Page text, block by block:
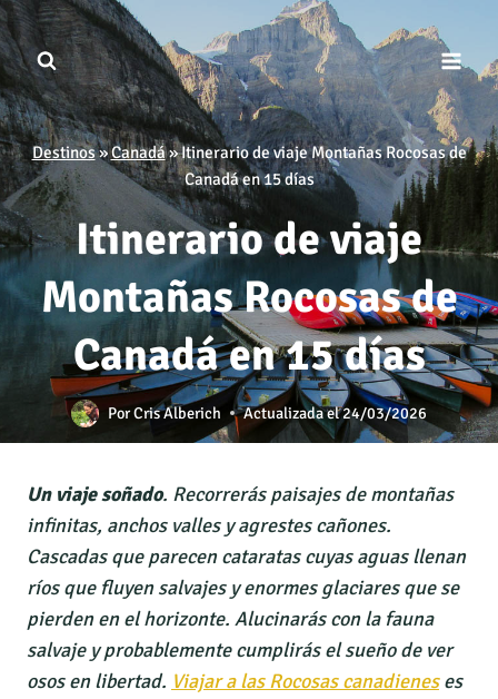
Saltar
al
contenido
Destinos»Canadá»Itinerario de viaje Montañas Rocosas de
Canadá en 15 días
Itinerario de viaje
Montañas Rocosas de
Canadá en 15 días
PorCris Alberich Actualizada el24/03/2026
Un viaje soñado. Recorrerás paisajes de montañas
infinitas, anchos valles y agrestes cañones.
Cascadas que parecen cataratas cuyas aguas llenan
ríos que fluyen salvajes y enormes glaciares que se
pierden en el horizonte. Alucinarás con la fauna
salvaje y probablemente cumplirás el sueño de ver
osos en libertad. Viajar a las Rocosas canadieneses